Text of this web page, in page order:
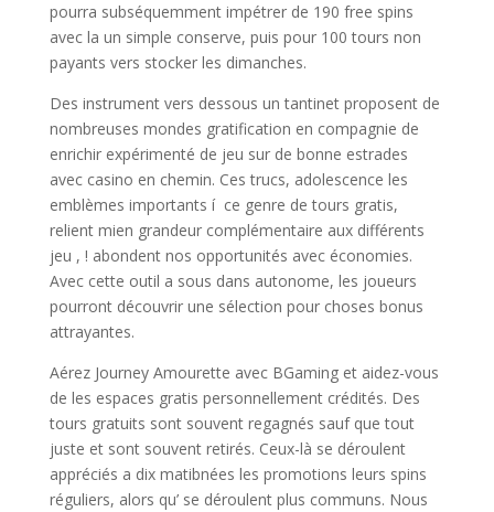
pourra subséquemment impétrer de 190 free spins
avec la un simple conserve, puis pour 100 tours non
payants vers stocker les dimanches.
Des instrument vers dessous un tantinet proposent de
nombreuses mondes gratification en compagnie de
enrichir expérimenté de jeu sur de bonne estrades
avec casino en chemin. Ces trucs, adolescence les
emblèmes importants í ce genre de tours gratis,
relient mien grandeur complémentaire aux différents
jeu , ! abondent nos opportunités avec économies.
Avec cette outil a sous dans autonome, les joueurs
pourront découvrir une sélection pour choses bonus
attrayantes.
Aérez Journey Amourette avec BGaming et aidez-vous
de les espaces gratis personnellement crédités. Des
tours gratuits sont souvent regagnés sauf que tout
juste et sont souvent retirés. Ceux-là se déroulent
appréciés a dix matibnées les promotions leurs spins
réguliers, alors qu’ se déroulent plus communs. Nous